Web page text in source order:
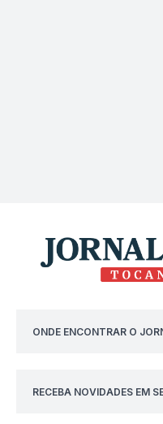
ONDE ENCONTRAR O
RECEBA NOVIDADES EM